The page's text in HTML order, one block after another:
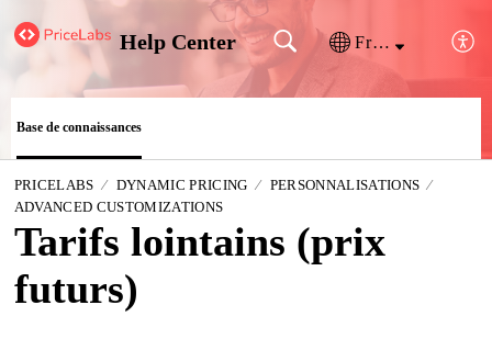
Help Center Français (France)
Base de connaissances
PRICELABS DYNAMIC PRICING
PERSONNALISATIONS
ADVANCED CUSTOMIZATIONS
Tarifs lointains (prix
futurs)